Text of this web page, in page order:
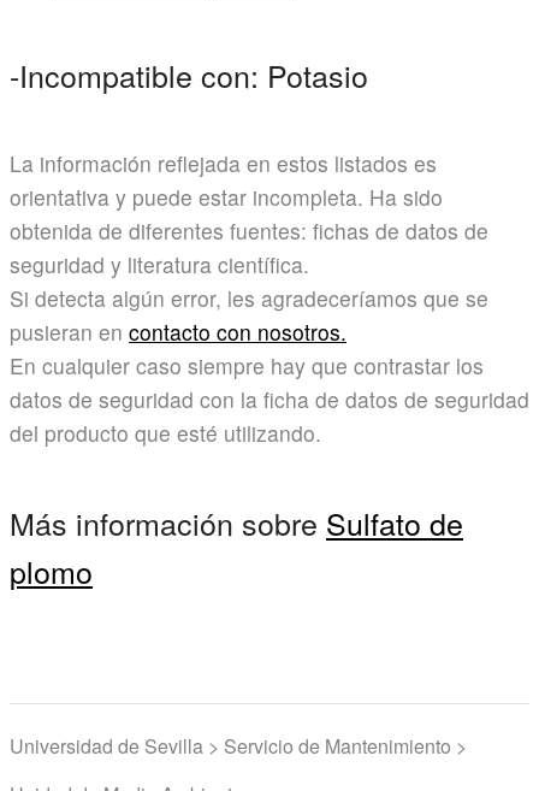
-Incompatible con: Potasio
La información reflejada en estos listados es
orientativa y puede estar incompleta. Ha sido
obtenida de diferentes fuentes: fichas de datos de
seguridad y literatura científica.
Si detecta algún error, les agradeceríamos que se
pusieran en contacto con nosotros.
En cualquier caso siempre hay que contrastar los
datos de seguridad con la ficha de datos de seguridad
del producto que esté utilizando.
Más información sobre Sulfato de
plomo
Universidad de Sevilla > Servicio de Mantenimiento >